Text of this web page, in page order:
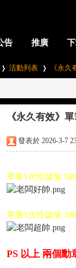
告 推廣
活動列表
›
《永
《永久有效》
發表於 2026-3-7
單筆1次性儲值
單筆1次性儲值
PS 以上 兩個勳